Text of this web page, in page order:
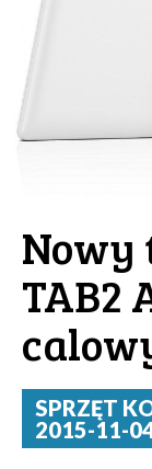
Nowy
TAB2
SPRZĘT
2015-11-